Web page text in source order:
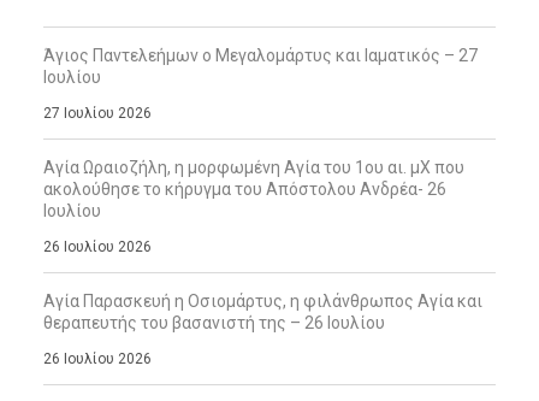
Άγιος Παντελεήμων ο Μεγαλομάρτυς και Ιαματικός – 27
Ιουλίου
27 Ιουλίου 2026
Αγία Ωραιοζήλη, η μορφωμένη Αγία του 1ου αι. μΧ που
ακολούθησε το κήρυγμα του Απόστολου Ανδρέα- 26
Ιουλίου
26 Ιουλίου 2026
Αγία Παρασκευή η Οσιομάρτυς, η φιλάνθρωπος Αγία και
θεραπευτής του βασανιστή της – 26 Ιουλίου
26 Ιουλίου 2026